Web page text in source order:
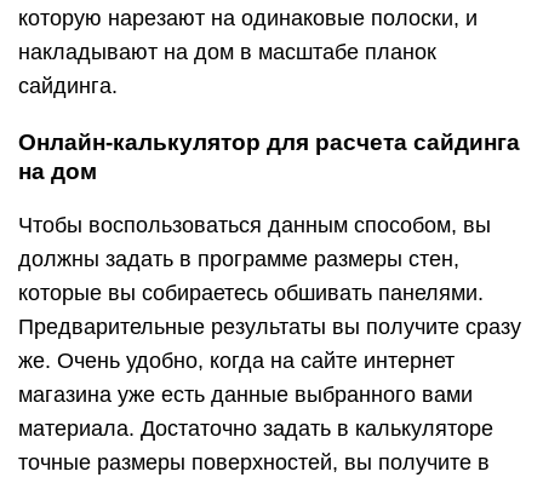
которую нарезают на одинаковые полоски, и
накладывают на дом в масштабе планок
сайдинга.
Онлайн-калькулятор для расчета сайдинга
на дом
Чтобы воспользоваться данным способом, вы
должны задать в программе размеры стен,
которые вы собираетесь обшивать панелями.
Предварительные результаты вы получите сразу
же. Очень удобно, когда на сайте интернет
магазина уже есть данные выбранного вами
материала. Достаточно задать в калькуляторе
точные размеры поверхностей, вы получите в